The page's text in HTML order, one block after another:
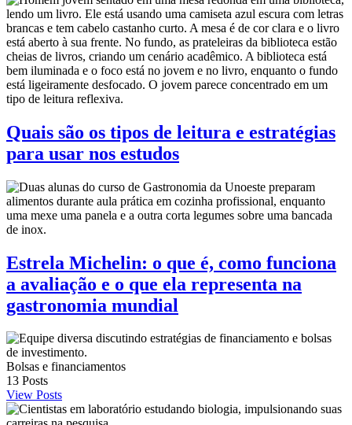
Quais são os tipos de leitura e estratégias
para usar nos estudos
Estrela Michelin: o que é, como funciona
a avaliação e o que ela representa na
gastronomia mundial
Bolsas e financiamentos
13 Posts
View Posts